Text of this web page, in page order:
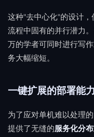
这种"去中心化"的设计
流程中固有的并行潜力
万的学者可同时进行写
务大幅缩短。
一键扩展的部署能力
为了应对单机难以处理
提供了无缝的服务化分